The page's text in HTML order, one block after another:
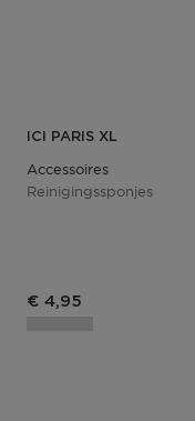
ICI PARIS XL
Accessoires
Reinigingssponjes
Productprijs
€ 4,95